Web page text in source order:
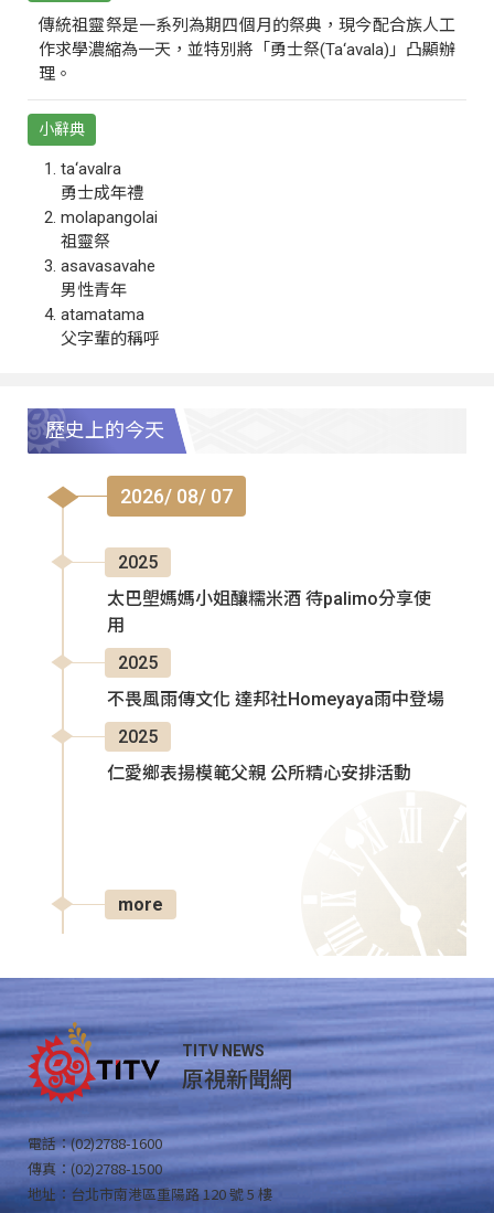
傳統祖靈祭是一系列為期四個月的祭典，現今配合族人工
作求學濃縮為一天，並特別將「勇士祭(Ta‘avala)」凸顯辦
理。
小辭典
ta‘avalra
勇士成年禮
molapangolai
祖靈祭
asavasavahe
男性青年
atamatama
父字輩的稱呼
歷史上的今天
2026/ 08/ 07
2025
太巴塱媽媽小姐釀糯米酒 待palimo分享使
用
2025
不畏風雨傳文化 達邦社Homeyaya雨中登場
2025
仁愛鄉表揚模範父親 公所精心安排活動
more
TITV NEWS
原視新聞網
電話：(02)2788-1600
傳真：(02)2788-1500
地址：台北市南港區重陽路 120 號 5 樓